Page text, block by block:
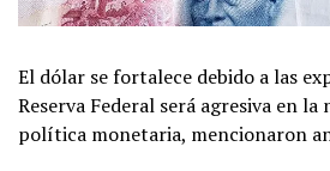
El dólar se fortalece debido a las
Reserva Federal será agresiva en
política monetaria, mencionaron